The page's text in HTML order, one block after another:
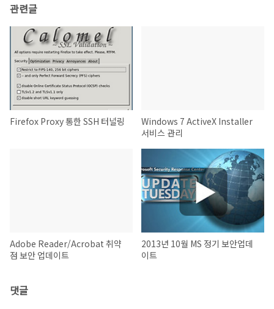
관련글
Firefox Proxy 통한 SSH 터널링
Windows 7 ActiveX Installer
서비스 관리
Adobe Reader/Acrobat 취약
점 보안 업데이트
2013년 10월 MS 정기 보안업데
이트
댓글